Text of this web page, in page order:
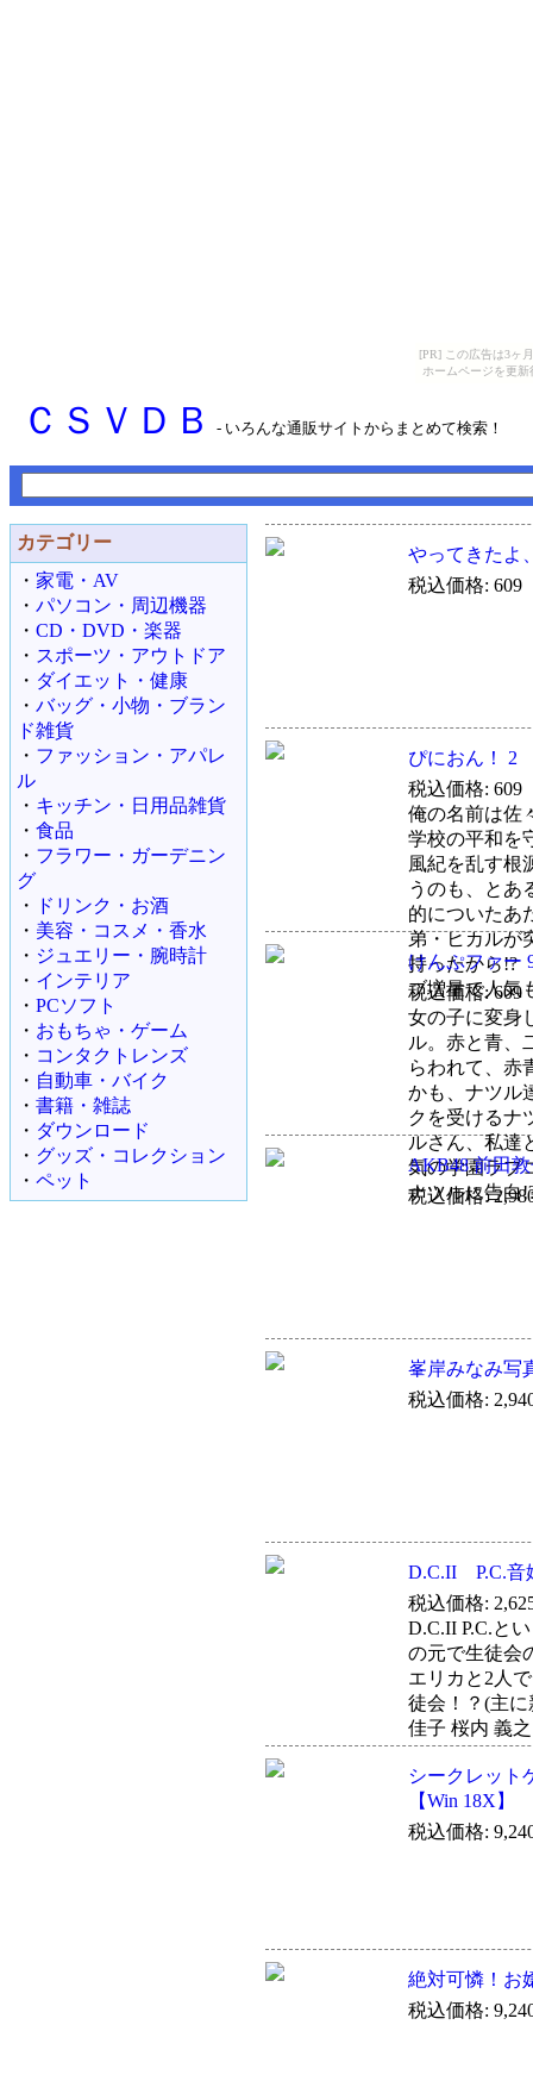
[PR] この広告は3ヶ
ホームページを更
ＣＳＶＤＢ - いろんな通販サイトからまとめて検索！
カテゴリー
・ 家電・AV
・ パソコン・周辺機器
・ CD・DVD・楽器
・ スポーツ・アウトドア
・ ダイエット・健康
・ バッグ・小物・ブラン
ド雑貨
・ ファッション・アパレ
ル
・ キッチン・日用品雑貨
・ 食品
・ フラワー・ガーデニン
グ
・
ドリンク・お酒
・ 美容・コスメ・香水
・ ジュエリー・腕時計
・ インテリア
・ PCソフト
・ おもちゃ・ゲーム
・ コンタクトレンズ
・ 自動車・バイク
・ 書籍・雑誌
・ ダウンロード
・ グッズ・コレクション
・ ペット
やってきたよ
税込価格: 609
ぴにおん！ 2
税込価格: 609
俺の名前は佐
学校の平和を
風紀を乱す根
うのも、とあ
的についた
弟・ヒカルが
持ったから!?
ブ増量で人気
けんぷファー
税込価格: 609
女の子に変身
ル。赤と青、
らわれて、赤
かも、ナツル
クを受けるナ
ルさん、私達
気の学園ラブ
ナツルに告白
AKB48 前田
税込価格:
峯岸みなみ写
税込価格:
D.C.II P.C.音
税込価格:
D.C.II P.C.と
の元で生徒会
エリカと2人
徒会！？(主
佳子 桜内 義
シークレッ
【Win 18X】
税込価格:
絶対可憐！お
税込価格: